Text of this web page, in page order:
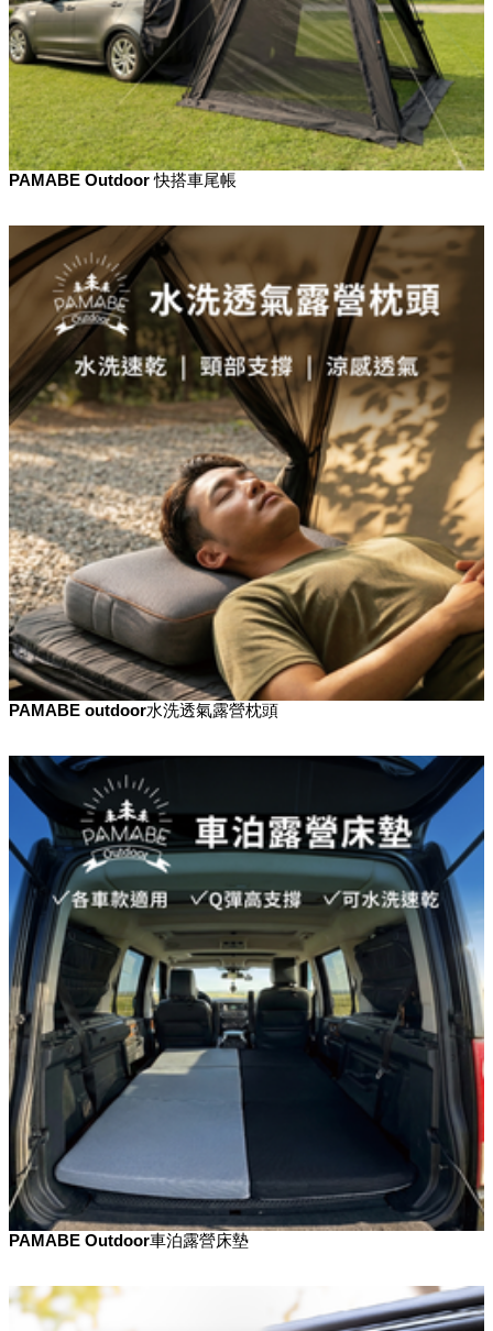
PAMABE Outdoor 快搭車尾帳
PAMABE outdoor水洗透氣露營枕頭
PAMABE Outdoor車泊露營床墊